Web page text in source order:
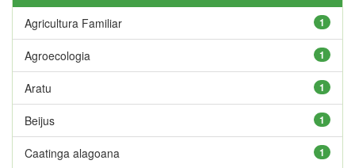
1
Agricultura Familiar
1
Agroecologia
1
Aratu
1
Beijus
1
Caatinga alagoana